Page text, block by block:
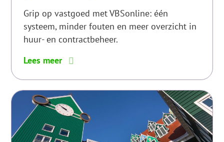
Grip op vastgoed met VBSonline: één
systeem, minder fouten en meer overzicht in
huur- en contractbeheer.
Lees meer 6
glanzend
haar